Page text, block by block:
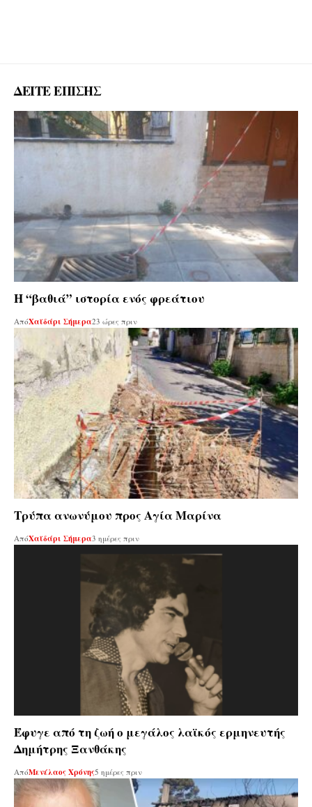
ΔΕΙΤΕ ΕΠΙΣΗΣ
Η “βαθιά” ιστορία ενός φρεάτιου
ΑπόΧαϊδάρι Σήμερα23 ώρες πριν
Τρύπα ανωνύμου προς Αγία Μαρίνα
ΑπόΧαϊδάρι Σήμερα3 ημέρες πριν
Έφυγε από τη ζωή ο μεγάλος λαϊκός ερμηνευτής
Δημήτρης Ξανθάκης
ΑπόΜενέλαος Χρόνης5 ημέρες πριν